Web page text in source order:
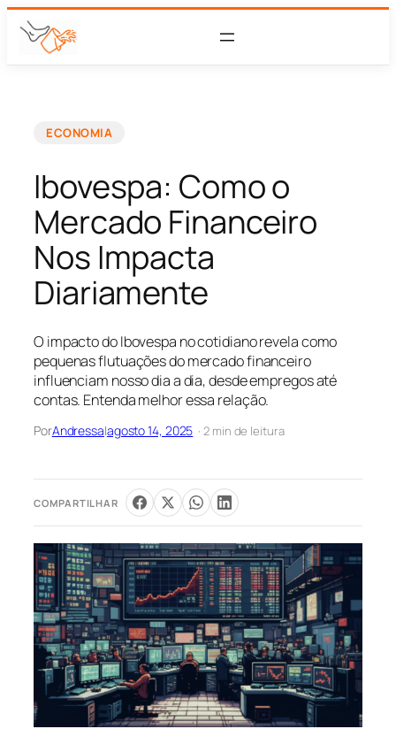
ECONOMIA
Ibovespa: Como o
Mercado Financeiro
Nos Impacta
Diariamente
O impacto do Ibovespa no cotidiano revela como
pequenas flutuações do mercado financeiro
influenciam nosso dia a dia, desde empregos até
contas. Entenda melhor essa relação.
PorAndressa|agosto 14, 2025 · 2 min de leitura
COMPARTILHAR